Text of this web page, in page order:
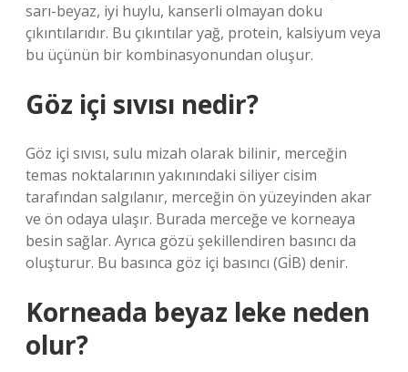
sarı-beyaz, iyi huylu, kanserli olmayan doku
çıkıntılarıdır. Bu çıkıntılar yağ, protein, kalsiyum veya
bu üçünün bir kombinasyonundan oluşur.
Göz içi sıvısı nedir?
Göz içi sıvısı, sulu mizah olarak bilinir, merceğin
temas noktalarının yakınındaki siliyer cisim
tarafından salgılanır, merceğin ön yüzeyinden akar
ve ön odaya ulaşır. Burada merceğe ve korneaya
besin sağlar. Ayrıca gözü şekillendiren basıncı da
oluşturur. Bu basınca göz içi basıncı (GİB) denir.
Korneada beyaz leke neden
olur?